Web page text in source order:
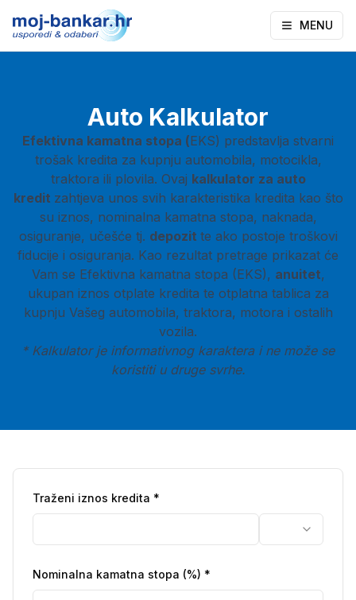
MENU
Auto Kalkulator
Efektivna kamatna stopa (EKS) predstavlja stvarni
trošak kredita za kupnju automobila, motocikla,
traktora ili plovila. Ovaj kalkulator za auto
kredit zahtjeva unos svih karakteristika kredita kao što
su iznos, nominalna kamatna stopa, naknada,
osiguranje, učešće tj. depozit te ako postoje troškovi
fiducije i osiguranja. Kao rezultat pretrage prikazat će
Vam se Efektivna kamatna stopa (EKS), anuitet,
ukupan iznos otplate kredita te otplatna tablica za
kupnju Vašeg automobila, traktora, motora i ostalih
vozila.
* Kalkulator je informativnog karaktera i ne može se
koristiti u druge svrhe.
Traženi iznos kredita *
Nominalna kamatna stopa (%) *